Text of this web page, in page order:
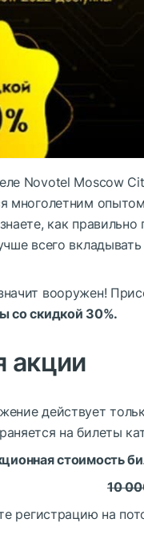
Novotel Moscow
многолетним
как
всего
вооружен!
со скидкой 30%.
акции
действует
на билеты
стоимость
10
регистрацию на